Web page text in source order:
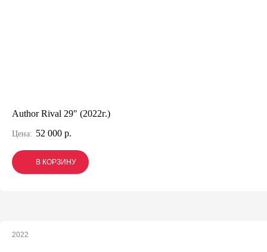
Author Rival 29" (2022г.)
Цена: 52 000 р.
В КОРЗИНУ
В КОРЗИНУ
В КОРЗИНУ
2022